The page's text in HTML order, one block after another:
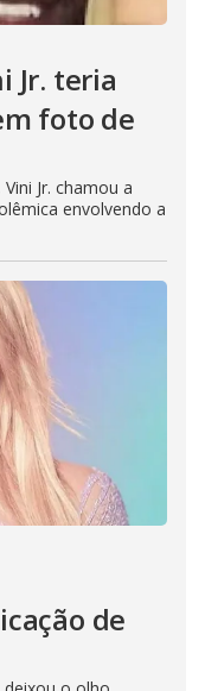
Jr. teria
foto de
Jr. chamou a
envolvendo a
de